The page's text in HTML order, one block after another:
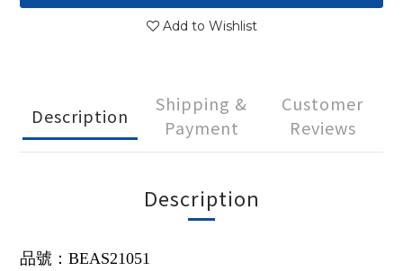
Add to Wishlist
Description
Shipping &
Payment
Customer
Reviews
Description
品號： BEAS21051